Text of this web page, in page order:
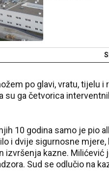
po glavi, vratu, tijelu i
su ga četvorica
10 godina samo je pio
i dvije sigurnosne mjere,
izvršenja kazne. Milićević
Sud se odlučio na